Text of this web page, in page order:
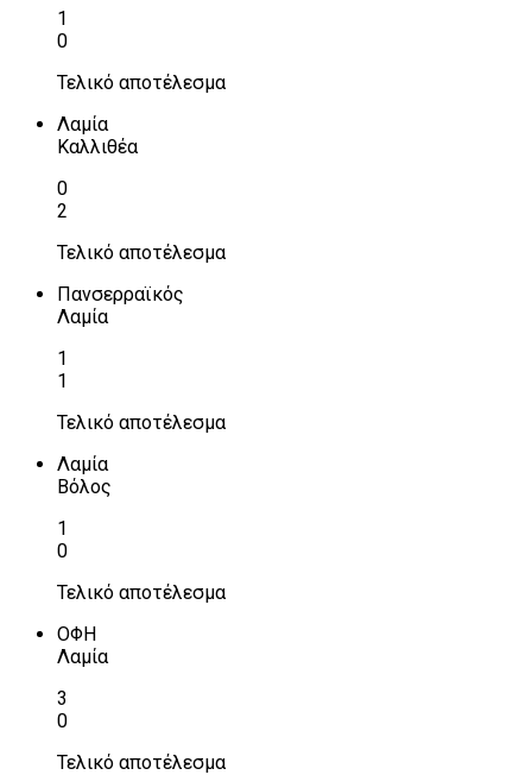
1
0
Τελικό αποτέλεσμα
Λαμία
Καλλιθέα
0
2
Τελικό αποτέλεσμα
Πανσερραϊκός
Λαμία
1
1
Τελικό αποτέλεσμα
Λαμία
Βόλος
1
0
Τελικό αποτέλεσμα
ΟΦΗ
Λαμία
3
0
Τελικό αποτέλεσμα